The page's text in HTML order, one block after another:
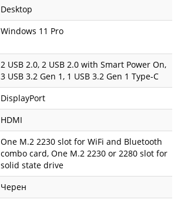
Desktop
Windows 11 Pro
2 USB 2.0, 2 USB 2.0 with Smart Power On,
3 USB 3.2 Gen 1, 1 USB 3.2 Gen 1 Type-C
DisplayPort
HDMI
One M.2 2230 slot for WiFi and Bluetooth
combo card, One M.2 2230 or 2280 slot for
solid state drive
Черен